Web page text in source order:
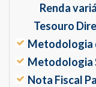
Renda
Tesouro
Metodologia
Metodologia
Nota Fiscal